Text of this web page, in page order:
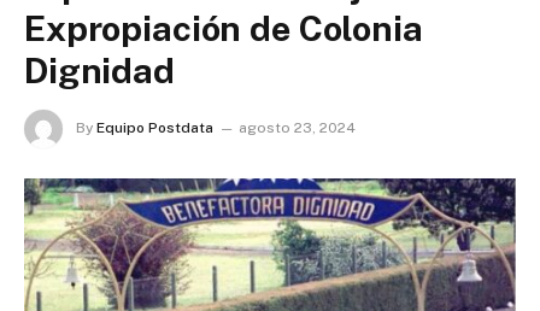
Expropiación de Colonia
Dignidad
By Equipo Postdata agosto 23, 2024